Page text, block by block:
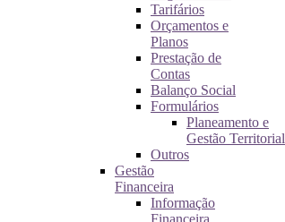
Tarifários
Orçamentos e
Planos
Prestação de
Contas
Balanço Social
Formulários
Planeamento e
Gestão Territorial
Outros
Gestão
Financeira
Informação
Financeira